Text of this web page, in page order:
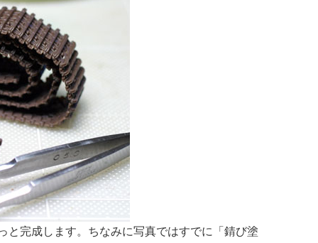
と完成します。ちなみに写真ではすでに「錆び塗